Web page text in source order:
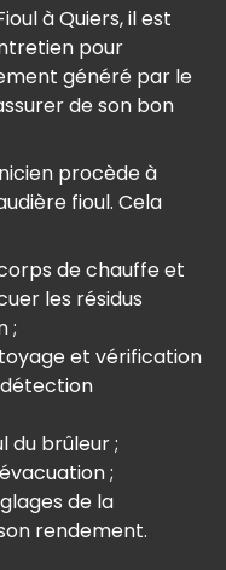
à Quiers, il est
pour
généré par le
de son bon
procède à
fioul. Cela
de chauffe et
les résidus
;
et vérification
du brûleur ;
;
de la
rendement.